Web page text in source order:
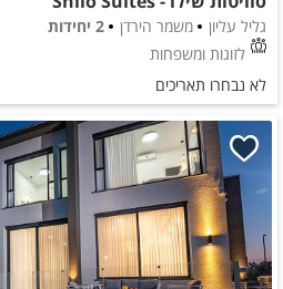
גליל עליון משמר הירדן
2 יחידות
לזוגות ומשפחות
לא נבחרו תאריכים